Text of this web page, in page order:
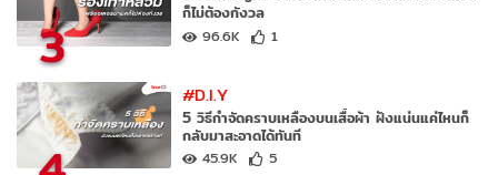
3
ก็ไม่ต้องกังวล
96.6K 1
#D.I.Y
5 วิธีกำจัดคราบเหลืองบนเสื้อผ้า ฝังแน่นแค่ไหนก็
กลับมาสะอาดได้ทันที
45.9K 5